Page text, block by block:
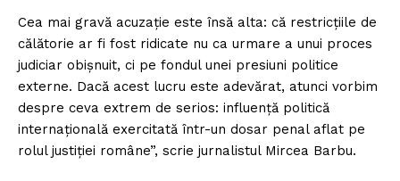
Cea mai gravă acuzație este însă alta: că restricțiile de
călătorie ar fi fost ridicate nu ca urmare a unui proces
judiciar obișnuit, ci pe fondul unei presiuni politice
externe. Dacă acest lucru este adevărat, atunci vorbim
despre ceva extrem de serios: influență politică
internațională exercitată într-un dosar penal aflat pe
rolul justiției române”, scrie jurnalistul Mircea Barbu.